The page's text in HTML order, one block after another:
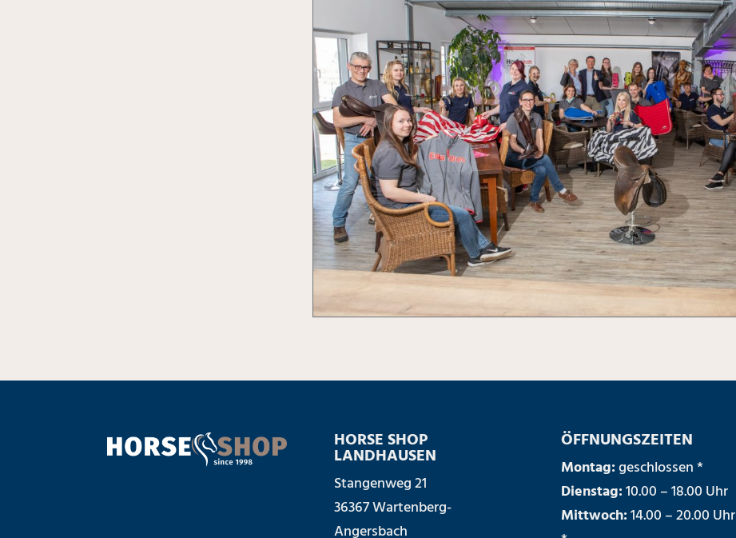
HORSE SHOP
LANDHAUSEN
Stangenweg 21
36367 Wartenberg-
Angersbach
ÖFFNUNGSZEITEN
Montag:geschlossen *
Dienstag:10.00 – 18.00 Uhr
Mittwoch:14.00 – 20.00 Uhr